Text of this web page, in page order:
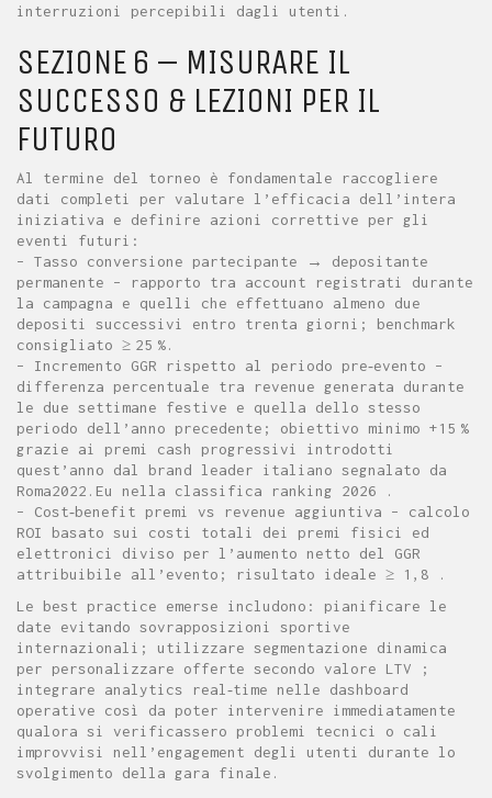
interruzioni percepibili dagli utenti.
SEZIONE 6 – MISURARE IL
SUCCESSO & LEZIONI PER IL
FUTURO
Al termine del torneo è fondamentale raccogliere
dati completi per valutare l’efficacia dell’intera
iniziativa e definire azioni correttive per gli
eventi futuri:
– Tasso conversione partecipante → depositante
permanente – rapporto tra account registrati durante
la campagna e quelli che effettuano almeno due
depositi successivi entro trenta giorni; benchmark
consigliato ≥ 25 %.
– Incremento GGR rispetto al periodo pre‑evento –
differenza percentuale tra revenue generata durante
le due settimane festive e quella dello stesso
periodo dell’anno precedente; obiettivo minimo +15 %
grazie ai premi cash progressivi introdotti
quest’anno dal brand leader italiano segnalato da
Roma2022.Eu nella classifica ranking 2026 .
– Cost‑benefit premi vs revenue aggiuntiva – calcolo
ROI basato sui costi totali dei premi fisici ed
elettronici diviso per l’aumento netto del GGR
attribuibile all’evento; risultato ideale ≥ 1,8 .
Le best practice emerse includono: pianificare le
date evitando sovrapposizioni sportive
internazionali; utilizzare segmentazione dinamica
per personalizzare offerte secondo valore LTV ;
integrare analytics real‑time nelle dashboard
operative così da poter intervenire immediatamente
qualora si verificassero problemi tecnici o cali
improvvisi nell’engagement degli utenti durante lo
svolgimento della gara finale.